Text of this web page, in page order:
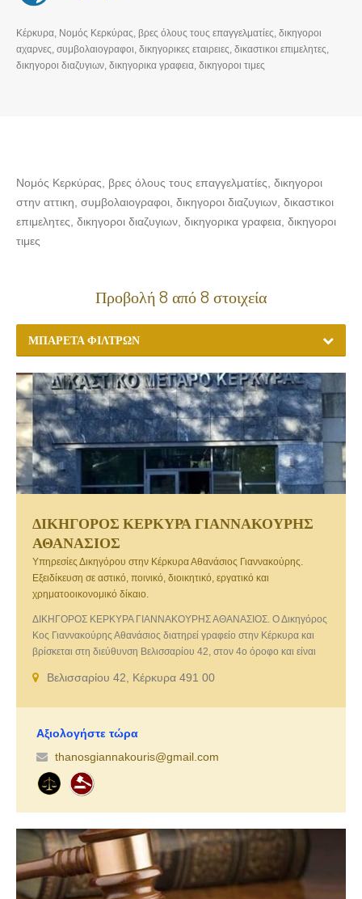
Κέρκυρα, Νομός Κερκύρας, βρες όλους τους επαγγελματίες, δικηγοροι
αχαρνες, συμβολαιογραφοι, δικηγορικες εταιρειες, δικαστικοι επιμελητες,
δικηγοροι διαζυγιων, δικηγορικα γραφεια, δικηγοροι τιμες
Νομός Κερκύρας, βρες όλους τους επαγγελματίες, δικηγοροι
στην αττικη, συμβολαιογραφοι, δικηγοροι διαζυγιων, δικαστικοι
επιμελητες, δικηγοροι διαζυγιων, δικηγορικα γραφεια, δικηγοροι
τιμες
Προβολή 8 από 8 στοιχεία
ΜΠΑΡΈΤΑ ΦΊΛΤΡΩΝ
ΔΙΚΗΓΟΡΟΣ ΚΕΡΚΥΡΑ ΓΙΑΝΝΑΚΟΥΡΗΣ
ΑΘΑΝΑΣΙΟΣ
Υπηρεσίες Δικηγόρου στην Κέρκυρα Αθανάσιος Γιαννακούρης.
Εξειδίκευση σε αστικό, ποινικό, διοικητικό, εργατικό και
χρηματοοικονομικό δίκαιο.
ΔΙΚΗΓΟΡΟΣ ΚΕΡΚΥΡΑ ΓΙΑΝΝΑΚΟΥΡΗΣ ΑΘΑΝΑΣΙΟΣ. Ο Δικηγόρος
Κος Γιαννακούρης Αθανάσιος διατηρεί γραφείο στην Κέρκυρα και
βρίσκεται στη διεύθυνση Βελισσαρίου 42, στον 4ο όροφο και είναι
αντιμετωπίζετε. Σεβόμενοι τους πελάτες μας το δικηγορικό γραφείο
ακρίβεια, δίνοντας αποτελεσματική λύση στα προβλήματά σας. Το
εξής υπηρεσίες:
Βελισσαρίου 42, Κέρκυρα 491 00
Αξιολογήστε τώρα
thanosgiannakouris@gmail.com